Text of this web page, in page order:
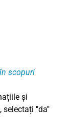
scopuri
și
selectați "da"